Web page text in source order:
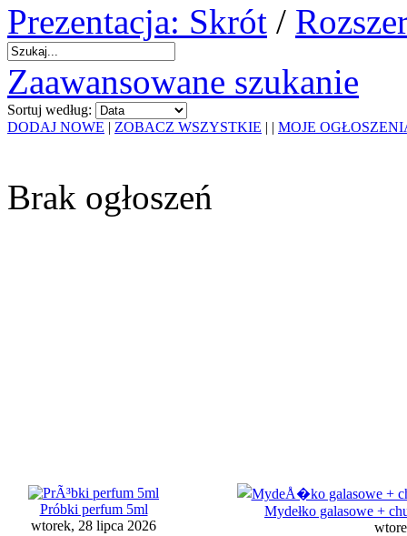
Prezentacja: Skrót /
Zaawansowane szukanie
Sortuj według:
DODAJ NOWE | ZOBACZ WSZYSTKIE | | MOJE
Brak ogłoszeń
Próbki perfum 5ml
wtorek, 28 lipca 2026
Mydełko galasowe +